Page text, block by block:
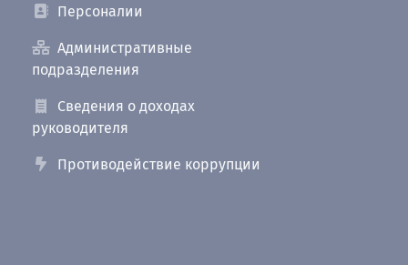
Персоналии
Административные
подразделения
Сведения о доходах
руководителя
Противодействие коррупции